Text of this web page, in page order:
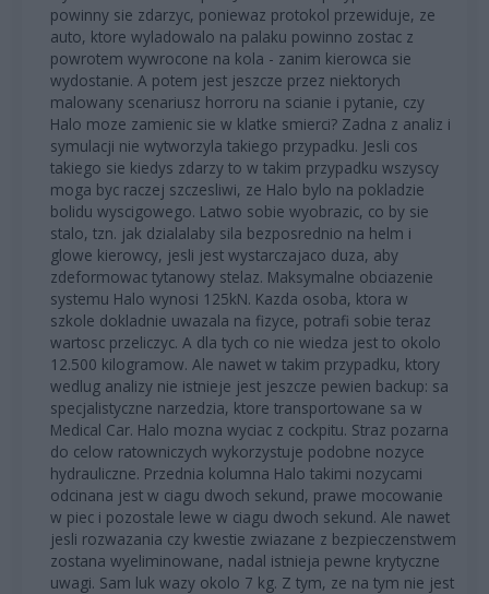
powinny sie zdarzyc, poniewaz protokol przewiduje, ze
auto, ktore wyladowalo na palaku powinno zostac z
powrotem wywrocone na kola - zanim kierowca sie
wydostanie. A potem jest jeszcze przez niektorych
malowany scenariusz horroru na scianie i pytanie, czy
Halo moze zamienic sie w klatke smierci? Zadna z analiz i
symulacji nie wytworzyla takiego przypadku. Jesli cos
takiego sie kiedys zdarzy to w takim przypadku wszyscy
moga byc raczej szczesliwi, ze Halo bylo na pokladzie
bolidu wyscigowego. Latwo sobie wyobrazic, co by sie
stalo, tzn. jak dzialalaby sila bezposrednio na helm i
glowe kierowcy, jesli jest wystarczajaco duza, aby
zdeformowac tytanowy stelaz. Maksymalne obciazenie
systemu Halo wynosi 125kN. Kazda osoba, ktora w
szkole dokladnie uwazala na fizyce, potrafi sobie teraz
wartosc przeliczyc. A dla tych co nie wiedza jest to okolo
12.500 kilogramow. Ale nawet w takim przypadku, ktory
wedlug analizy nie istnieje jest jeszcze pewien backup: sa
specjalistyczne narzedzia, ktore transportowane sa w
Medical Car. Halo mozna wyciac z cockpitu. Straz pozarna
do celow ratowniczych wykorzystuje podobne nozyce
hydrauliczne. Przednia kolumna Halo takimi nozycami
odcinana jest w ciagu dwoch sekund, prawe mocowanie
w piec i pozostale lewe w ciagu dwoch sekund. Ale nawet
jesli rozwazania czy kwestie zwiazane z bezpieczenstwem
zostana wyeliminowane, nadal istnieja pewne krytyczne
uwagi. Sam luk wazy okolo 7 kg. Z tym, ze na tym nie jest